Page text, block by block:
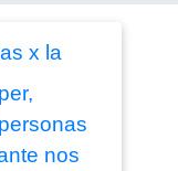
x la
nos